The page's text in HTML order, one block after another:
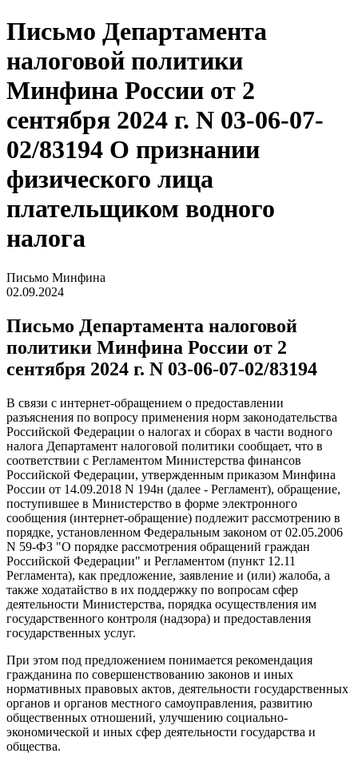
Письмо Департамента
налоговой политики
Минфина России от 2
сентября 2024 г. N 03-06-07-
02/83194 О признании
физического лица
плательщиком водного
налога
Письмо Минфина
02.09.2024
Письмо Департамента налоговой
политики Минфина России от 2
сентября 2024 г. N 03-06-07-02/83194
В связи с интернет-обращением о предоставлении
разъяснения по вопросу применения норм законодательства
Российской Федерации о налогах и сборах в части водного
налога Департамент налоговой политики сообщает, что в
соответствии с Регламентом Министерства финансов
Российской Федерации, утвержденным приказом Минфина
России от 14.09.2018 N 194н (далее - Регламент), обращение,
поступившее в Министерство в форме электронного
сообщения (интернет-обращение) подлежит рассмотрению в
порядке, установленном Федеральным законом от 02.05.2006
N 59-ФЗ "О порядке рассмотрения обращений граждан
Российской Федерации" и Регламентом (пункт 12.11
Регламента), как предложение, заявление и (или) жалоба, а
также ходатайство в их поддержку по вопросам сфер
деятельности Министерства, порядка осуществления им
государственного контроля (надзора) и предоставления
государственных услуг.
При этом под предложением понимается рекомендация
гражданина по совершенствованию законов и иных
нормативных правовых актов, деятельности государственных
органов и органов местного самоуправления, развитию
общественных отношений, улучшению социально-
экономической и иных сфер деятельности государства и
общества.